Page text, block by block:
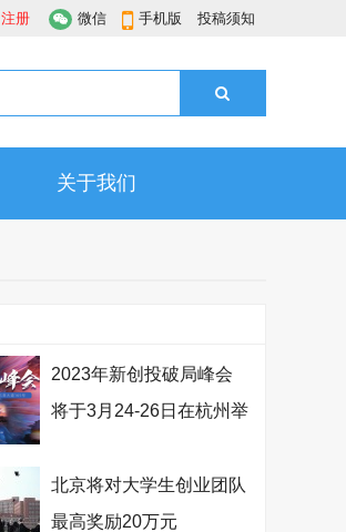
注册 微信 手机版 投稿须知
关于我们
2023年新创投破局峰会
将于3月24-26日在杭州举
北京将对大学生创业团队
最高奖励20万元